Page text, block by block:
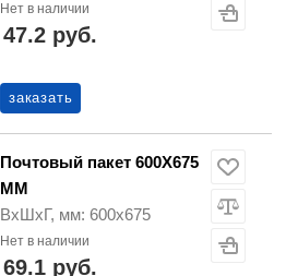
Нет в наличии
47.2 руб.
заказать
Почтовый пакет 600Х675
ММ
ВхШхГ, мм: 600х675
Нет в наличии
69.1 руб.